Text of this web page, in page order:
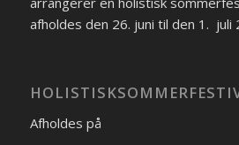
afholdes den 26. juni til den 1. juli
Afholdes på